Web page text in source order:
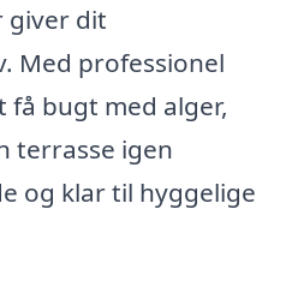
giver dit
Med professionel
bugt med alger,
terrasse igen
og klar til hyggelige